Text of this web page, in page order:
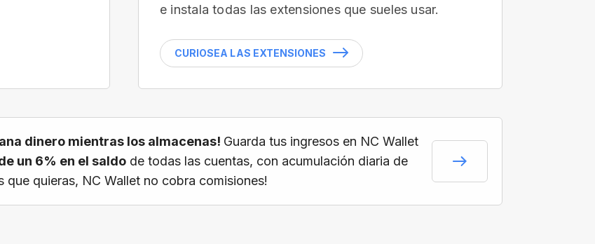
e instala todas las extensiones que sueles usar.
CURIOSEA LAS EXTENSIONES
dinero mientras los almacenas! Guarda tus ingresos en NC Wallet
un 6% en el saldo de todas las cuentas, con acumulación diaria de
que quieras, NC Wallet no cobra comisiones!